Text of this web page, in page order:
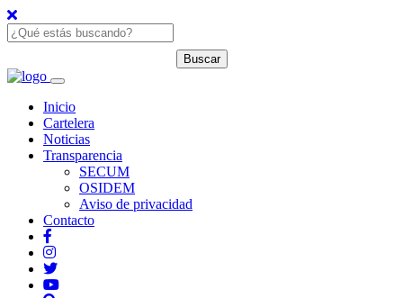
Inicio
Cartelera
Noticias
Transparencia
SECUM
OSIDEM
Aviso de privacidad
Contacto